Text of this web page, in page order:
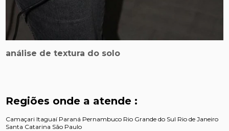
análise de textura do solo
Regiões onde a atende :
Camaçari Itaguaí Paraná Pernambuco Rio Grande do Sul Rio de Janeiro
Santa Catarina São Paulo